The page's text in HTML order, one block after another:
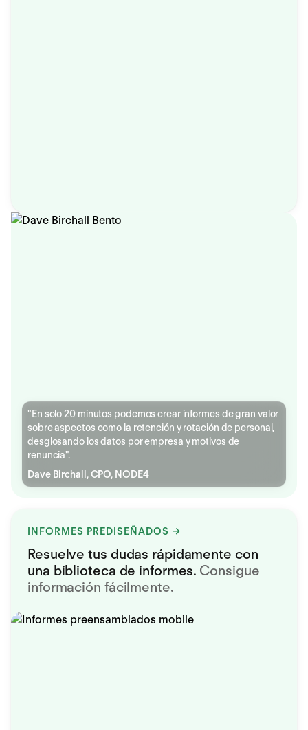
"En solo 20 minutos podemos crear informes de gran valor
sobre aspectos como la retención y rotación de personal,
desglosando los datos por empresa y motivos de
renuncia".
Dave Birchall, CPO, NODE4
INFORMES PREDISEÑADOS
Resuelve tus dudas rápidamente con
una biblioteca de informes. Consigue
información fácilmente.